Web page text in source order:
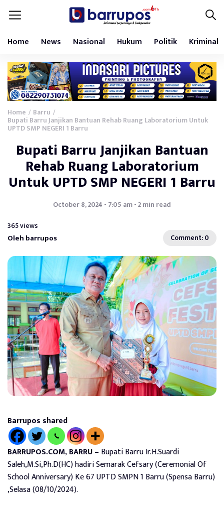
Home News Nasional Hukum Politik Kriminal
Home / Barru /
Bupati Barru Janjikan Bantuan Rehab Ruang Laboratorium Untuk
UPTD SMP NEGERI 1 Barru
Bupati Barru Janjikan Bantuan
Rehab Ruang Laboratorium
Untuk UPTD SMP NEGERI 1 Barru
October 8, 2024 - 7:05 am - 2 min read
365 views
Oleh barrupos Comment: 0
Barrupos shared
BARRUPOS.COM, BARRU – Bupati Barru Ir.H.Suardi
Saleh,M.Si,Ph.D(HC) hadiri Semarak Cefsary (Ceremonial Of
School Anniversary) Ke 67 UPTD SMPN 1 Barru (Spensa Barru)
,Selasa (08/10/2024).